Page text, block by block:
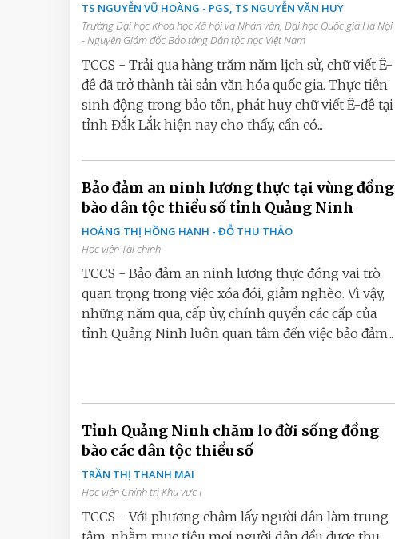
TS NGUYỄN VŨ HOÀNG - PGS, TS NGUYỄN VĂN HUY
Trường Đại học Khoa học Xã hội và Nhân văn, Đại học Quốc gia Hà Nội
- Nguyên Giám đốc Bảo tàng Dân tộc học Việt Nam
TCCS - Trải qua hàng trăm năm lịch sử, chữ viết Ê-
đê đã trở thành tài sản văn hóa quốc gia. Thực tiễn
sinh động trong bảo tồn, phát huy chữ viết Ê-đê tại
tỉnh Đắk Lắk hiện nay cho thấy, cần có...
Bảo đảm an ninh lương thực tại vùng đồng
bào dân tộc thiểu số tỉnh Quảng Ninh
HOÀNG THỊ HỒNG HẠNH - ĐỖ THU THẢO
Học viện Tài chính
TCCS - Bảo đảm an ninh lương thực đóng vai trò
quan trọng trong việc xóa đói, giảm nghèo. Vì vậy,
những năm qua, cấp ủy, chính quyền các cấp của
tỉnh Quảng Ninh luôn quan tâm đến việc bảo đảm...
Tỉnh Quảng Ninh chăm lo đời sống đồng
bào các dân tộc thiểu số
TRẦN THỊ THANH MAI
Học viện Chính trị Khu vực I
TCCS - Với phương châm lấy người dân làm trung